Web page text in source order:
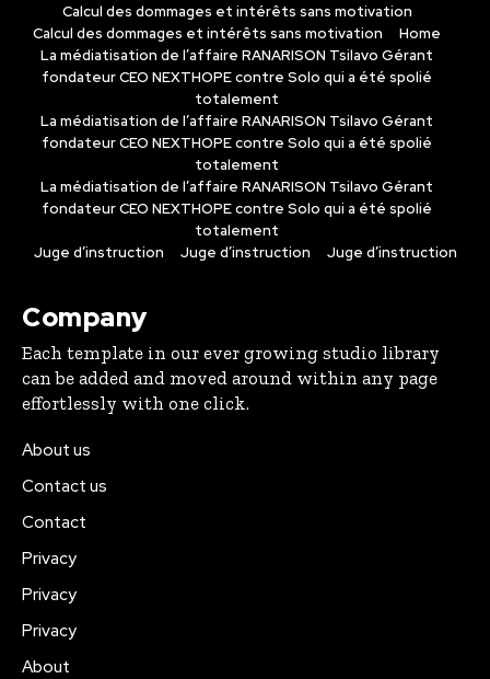
Calcul des dommages et intérêts sans motivation
Calcul des dommages et intérêts sans motivation
Home
La médiatisation de l’affaire RANARISON Tsilavo Gérant
fondateur CEO NEXTHOPE contre Solo qui a été spolié
totalement
La médiatisation de l’affaire RANARISON Tsilavo Gérant
fondateur CEO NEXTHOPE contre Solo qui a été spolié
totalement
La médiatisation de l’affaire RANARISON Tsilavo Gérant
fondateur CEO NEXTHOPE contre Solo qui a été spolié
totalement
Juge d’instruction
Juge d’instruction Juge d’instruction
Company
Each template in our ever growing studio library
can be added and moved around within any page
effortlessly with one click.
About us
Contact us
Contact
Privacy
Privacy
Privacy
About